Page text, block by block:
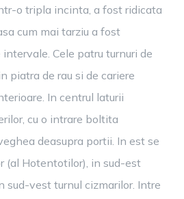
o tripla incinta, a fost ridicata
cum mai tarziu a fost
Cele patru turnuri de
piatra de rau si de cariere
In centrul laturii
cu o intrare boltita
deasupra portii. In est se
(al Hotentotilor), in sud-est
sud-vest turnul cizmarilor. Intre